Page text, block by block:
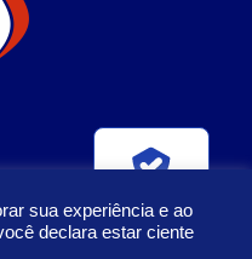
sua experiência e ao
declara estar ciente